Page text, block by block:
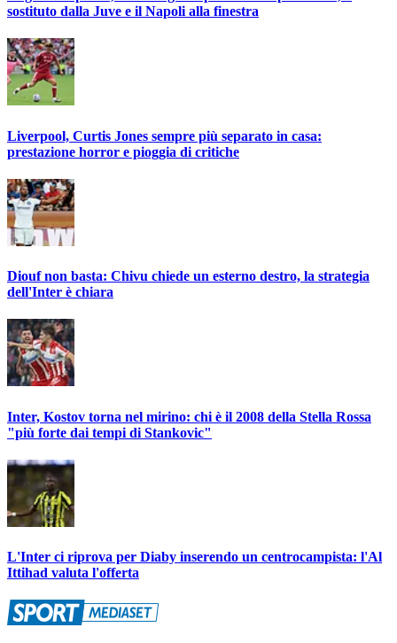
sostituto dalla Juve e il Napoli alla finestra
Liverpool, Curtis Jones sempre più separato in casa:
prestazione horror e pioggia di critiche
Diouf non basta: Chivu chiede un esterno destro, la strategia
dell'Inter è chiara
Inter, Kostov torna nel mirino: chi è il 2008 della Stella Rossa
"più forte dai tempi di Stankovic"
L'Inter ci riprova per Diaby inserendo un centrocampista: l'Al
Ittihad valuta l'offerta